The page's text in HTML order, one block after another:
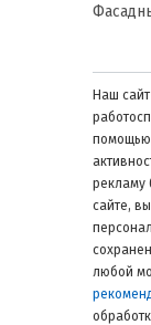
Наш сайт
помощью
рекламу
сайте,
любой